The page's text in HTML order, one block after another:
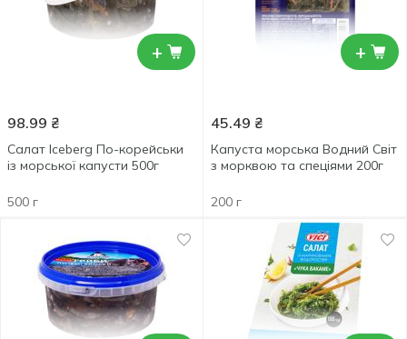
+
98.99 ₴
Салат Iceberg По-корейськи
із морської капусти 500г
500 г
+
45.49 ₴
Капуста морська Водний Світ
з морквою та спеціями 200г
200 г